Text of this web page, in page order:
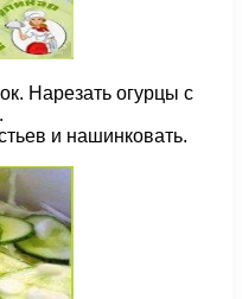
Нарезать огурцы с
и нашинковать.